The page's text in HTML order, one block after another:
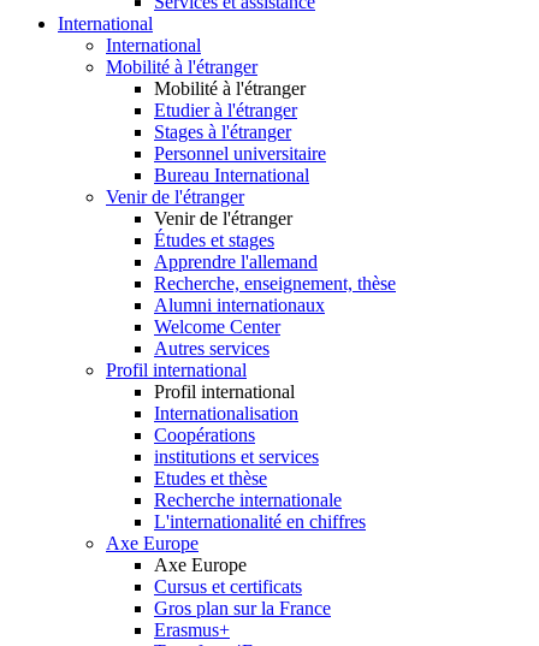
International
International
Mobilité à l'étranger
Mobilité à l'étranger
Etudier à l'étranger
Stages à l'étranger
Personnel universitaire
Bureau International
Venir de l'étranger
Venir de l'étranger
Études et stages
Apprendre l'allemand
Recherche, enseignement, thèse
Alumni internationaux
Welcome Center
Autres services
Profil international
Profil international
Internationalisation
Coopérations
institutions et services
Etudes et thèse
Recherche internationale
L'internationalité en chiffres
Axe Europe
Axe Europe
Cursus et certificats
Gros plan sur la France
Erasmus+